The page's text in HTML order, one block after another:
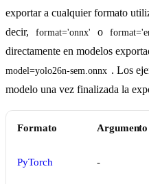
exportar a cualquier formato
decir,
format='onnx' o
directamente en modelos
model=yolo26n-sem.onnx . Los
modelo una vez finalizada la
Formato Argumento
PyTorch -